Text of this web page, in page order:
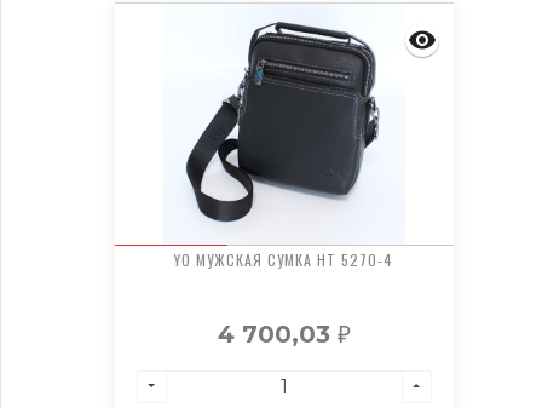
YO МУЖСКАЯ СУМКА HT 5270-4
4 700,03 ₽